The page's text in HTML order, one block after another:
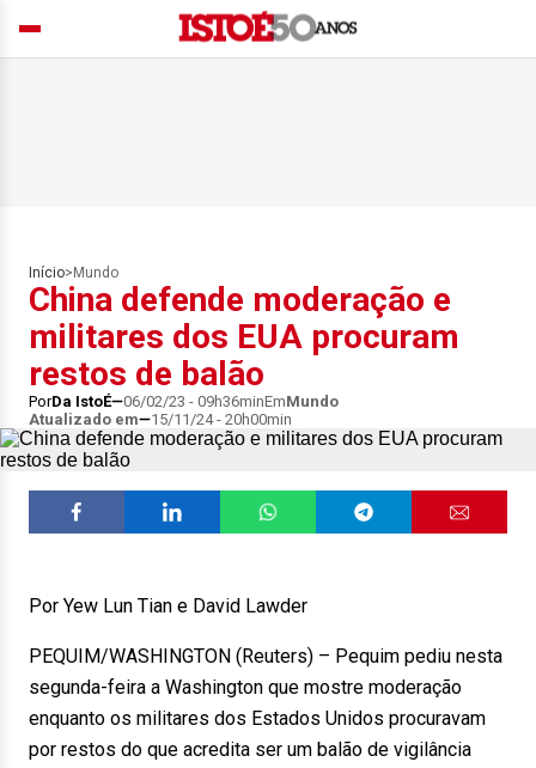
Início> Mundo
China defende moderação e
militares dos EUA procuram
restos de balão
PorDa IstoÉ 06/02/23 - 09h36minEmMundo
Atualizado em
15/11/24 - 20h00min
Por Yew Lun Tian e David Lawder
PEQUIM/WASHINGTON (Reuters) – Pequim pediu nesta
segunda-feira a Washington que mostre moderação
enquanto os militares dos Estados Unidos procuravam
por restos do que acredita ser um balão de vigilância